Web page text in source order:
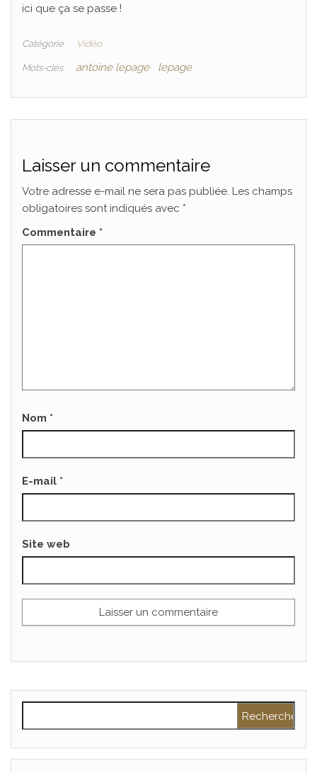
ici que ça se passe !
Catégorie Vidéo
Mots-clés antoine lepage lepage
Laisser un commentaire
Votre adresse e-mail ne sera pas publiée. Les champs
obligatoires sont indiqués avec *
Commentaire *
Nom *
E-mail *
Site web